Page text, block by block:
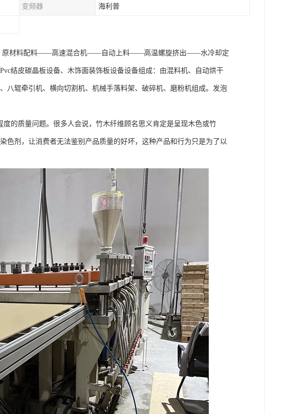
变频器 海利普
：原材料配料——高速混合机——自动上料——高温螺旋挤出——水冷却定
碳晶板设备、木饰面装饰板设备设备组成：由混料机、自动烘干
八辊牵引机、横向切割机、机械手落料架、破碎机、磨粉机组成。发泡
的质量问题。很多人会说，竹木纤维顾名思义肯定是呈现木色或竹
色剂，让消费者无法鉴别产品质量的好坏，这种产品和行为只是为了以